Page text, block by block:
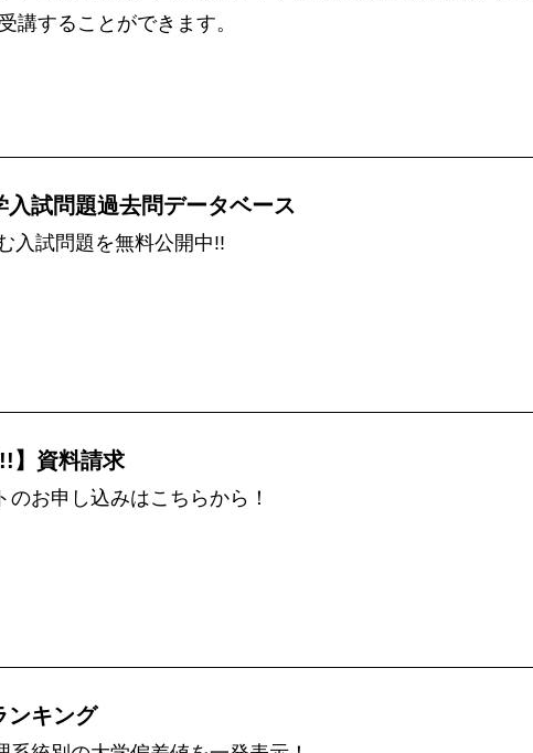
講することができます。
入試問題過去問データベース
入試問題を無料公開中!!
】資料請求
のお申し込みはこちらから！
ンキング